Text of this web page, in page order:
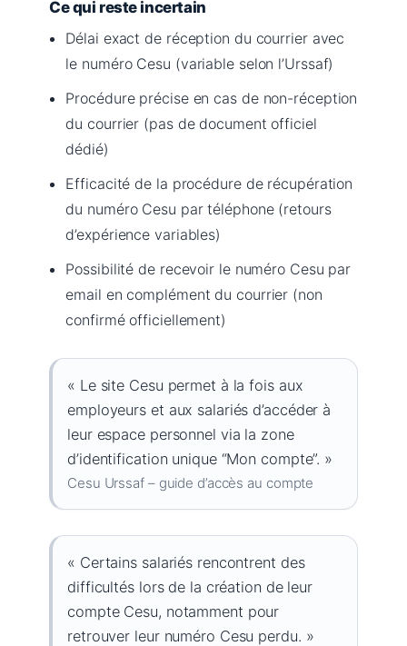
Ce qui reste incertain
Délai exact de réception du courrier avec
le numéro Cesu (variable selon l’Urssaf)
Procédure précise en cas de non-réception
du courrier (pas de document officiel
dédié)
Efficacité de la procédure de récupération
du numéro Cesu par téléphone (retours
d’expérience variables)
Possibilité de recevoir le numéro Cesu par
email en complément du courrier (non
confirmé officiellement)
« Le site Cesu permet à la fois aux
employeurs et aux salariés d’accéder à
leur espace personnel via la zone
d’identification unique “Mon compte”. »
Cesu Urssaf – guide d’accès au compte
« Certains salariés rencontrent des
difficultés lors de la création de leur
compte Cesu, notamment pour
retrouver leur numéro Cesu perdu. »